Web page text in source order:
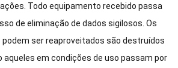
Todo equipamento recebido passa
de eliminação de dados sigilosos. Os
podem ser reaproveitados são destruídos
em condições de uso passam por